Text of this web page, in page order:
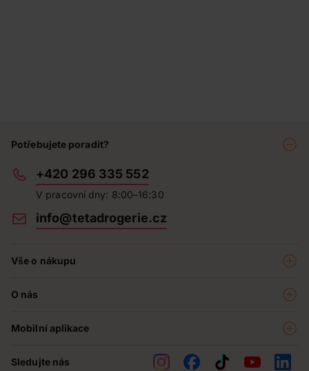
Potřebujete poradit?
+420 296 335 552
V pracovní dny: 8:00–16:30
info@tetadrogerie.cz
Vše o nákupu
Prodejny
Obchodní podmínky
O nás
Teta pomáhá
Mobilní aplikace
Sledujte nás